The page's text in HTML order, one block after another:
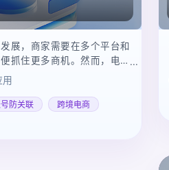
展，商家需要在多个平台和
抓住更多商机。然而，电商
度不断加大，账号关联成为
禁所有相关账号，直接影响
防关联
跨境电商